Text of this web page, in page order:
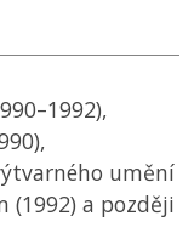
umění
(1992) a později